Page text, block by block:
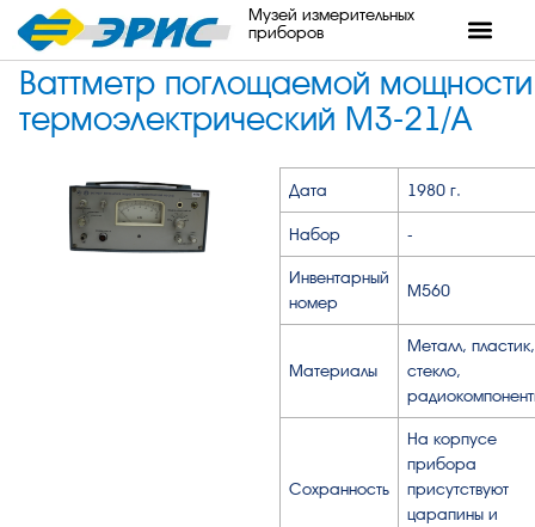
Музей измерительных
приборов
Ваттметр поглощаемой мощности
термоэлектрический М3-21/А
Дата 1980 г.
Набор -
Инвентарный
номер
М560
Материалы
Металл, пластик,
стекло,
Сохранность
На корпусе
прибора
присутствуют
царапины и